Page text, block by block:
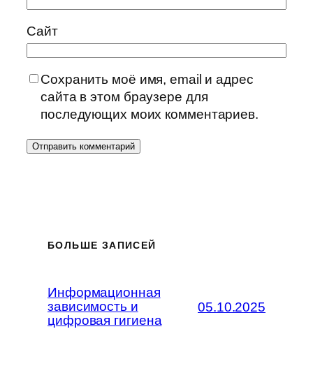
Сайт
Сохранить моё имя, email и адрес
сайта в этом браузере для
последующих моих комментариев.
БОЛЬШЕ ЗАПИСЕЙ
Информационная
зависимость и
цифровая гигиена
05.10.2025